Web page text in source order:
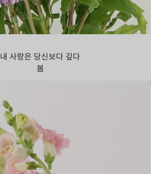
내 사랑은 당신보다 깊다
봄